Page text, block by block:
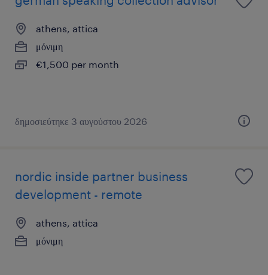
athens, attica
μόνιμη
€1,500 per month
δημοσιεύτηκε 3 αυγούστου 2026
nordic inside partner business
development - remote
athens, attica
μόνιμη